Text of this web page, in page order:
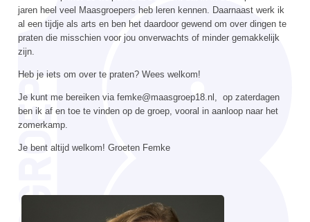
jaren heel veel Maasgroepers heb leren kennen. Daarnaast werk ik
al een tijdje als arts en ben het daardoor gewend om over dingen te
praten die misschien voor jou onverwachts of minder gemakkelijk
zijn.
Heb je iets om over te praten? Wees welkom!
Je kunt me bereiken via femke@maasgroep18.nl, op zaterdagen
ben ik af en toe te vinden op de groep, vooral in aanloop naar het
zomerkamp.
Je bent altijd welkom! Groeten Femke